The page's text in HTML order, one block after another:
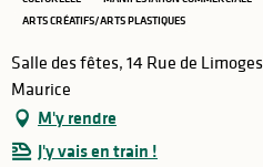
ARTS CRÉATIFS/ARTS PLASTIQUES
Salle des fêtes, 14 Rue de
Maurice
M'y rendre
J'y vais en train !